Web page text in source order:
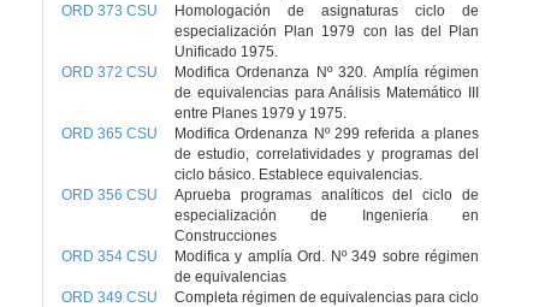
ORD 373 CSU
Homologación de asignaturas ciclo de
especialización Plan 1979 con las del Plan
Unificado 1975.
ORD 372 CSU
Modifica Ordenanza Nº 320. Amplía régimen
de equivalencias para Análisis Matemático III
entre Planes 1979 y 1975.
ORD 365 CSU
Modifica Ordenanza Nº 299 referida a planes
de estudio, correlatividades y programas del
ciclo básico. Establece equivalencias.
ORD 356 CSU
Aprueba programas analíticos del ciclo de
especialización de Ingeniería en
Construcciones
ORD 354 CSU
Modifica y amplía Ord. Nº 349 sobre régimen
de equivalencias
ORD 349 CSU
Completa régimen de equivalencias para ciclo